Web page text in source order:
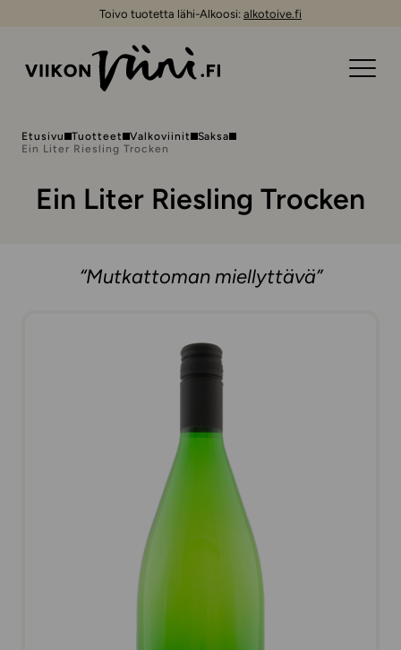
Toivo tuotetta lähi-Alkoosi: alkotoive.fi
Etusivu Tuotteet Valkoviinit
Saksa
Ein Liter Riesling Trocken
Ein Liter Riesling Trocken
“Mutkattoman miellyttävä”